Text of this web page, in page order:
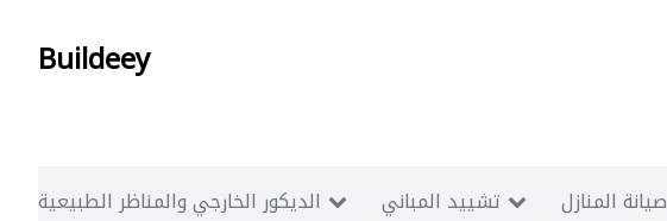
Buildeey
الديكور الخارجي والمناظر الطبيعية تشييد المباني صيانة المنازل